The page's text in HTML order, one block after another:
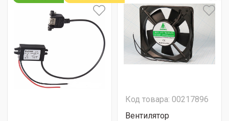
Код товара: 00217896
Вентилятор